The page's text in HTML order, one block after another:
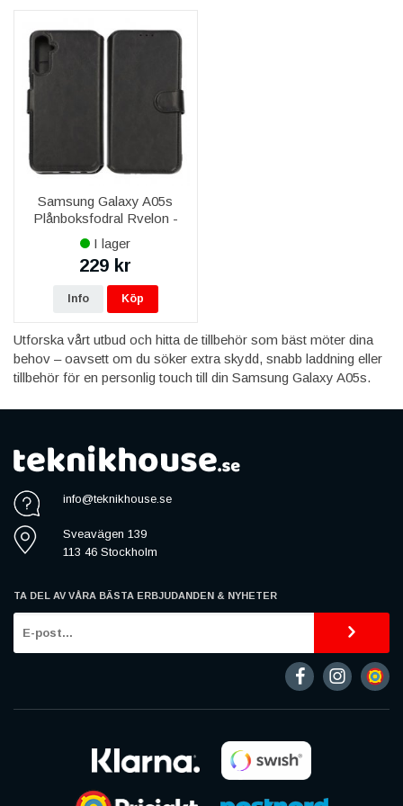
kompatibla hörlurar och ljudtillbehör som ger tydliga samtal och
fylligt ljud vid musiklyssning.
Samsung Galaxy A05s
Plånboksfodral Rvelon -
Svart
I lager
229 kr
Info Köp
Utforska vårt utbud och hitta de tillbehör som bäst möter dina
behov – oavsett om du söker extra skydd, snabb laddning eller
tillbehör för en personlig touch till din Samsung Galaxy A05s.
info@teknikhouse.se
Sveavägen 139
113 46 Stockholm
TA DEL AV VÅRA BÄSTA ERBJUDANDEN & NYHETER